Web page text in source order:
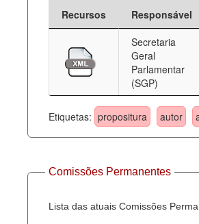
Deputados Estaduais
Administração
Agenda
Perguntas frequentes
Contato
Recursos Responsável
Secretaria
Geral
Parlamentar
(SGP)
Etiquetas: propositura autor
Comissões Permanentes
Lista das atuais Comissões